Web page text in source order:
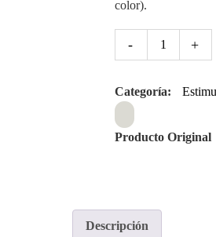
color).
- +
Categoría:
Producto Original
Descripción